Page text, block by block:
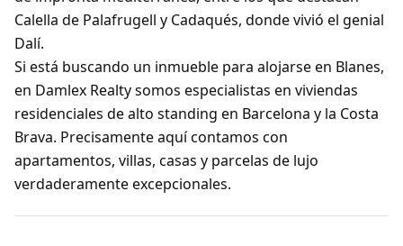
Calella de Palafrugell y Cadaqués, donde vivió el genial
Dalí.
Si está buscando un inmueble para alojarse en Blanes,
en Damlex Realty somos especialistas en viviendas
residenciales de alto standing en Barcelona y la Costa
Brava. Precisamente aquí contamos con
apartamentos, villas, casas y parcelas de lujo
verdaderamente excepcionales.